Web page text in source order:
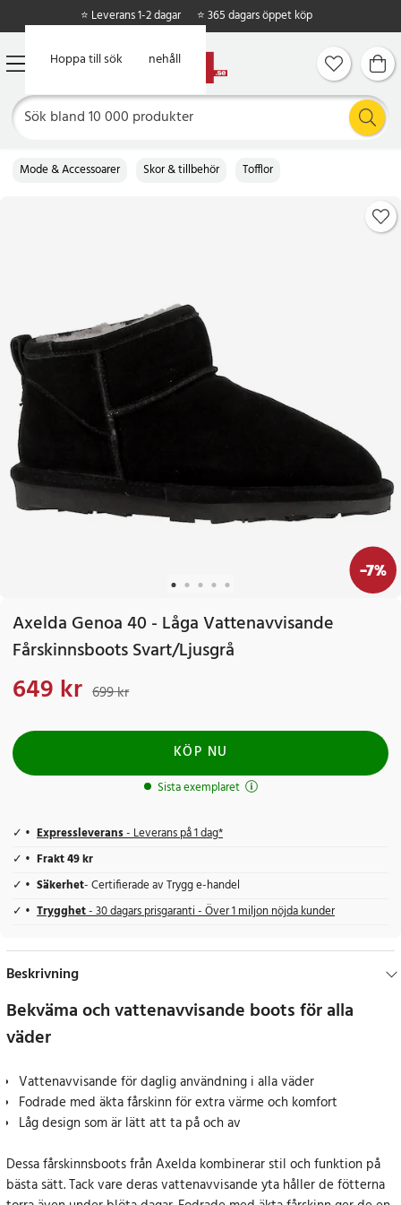
Hoppa till huvudinnehåll
Hoppa till sök
⭐ Leverans 1-2 dagar ⭐ 365 dagars öppet köp
Mode & Accessoarer Skor & tillbehör Tofflor
-7%
Axelda Genoa 40 - Låga Vattenavvisande
Fårskinnsboots Svart/Ljusgrå
Nuvarande pris
649 kr 699 kr
KÖP NU
Sista exemplaret
Expressleverans- Leverans på 1 dag*
Frakt 49 kr
Säkerhet- Certifierade av Trygg e-handel
Trygghet- 30 dagars prisgaranti - Över 1 miljon nöjda kunder
Beskrivning
Bekväma och vattenavvisande boots för alla
väder
Vattenavvisande för daglig användning i alla väder
Fodrade med äkta fårskinn för extra värme och komfort
Låg design som är lätt att ta på och av
Dessa fårskinnsboots från Axelda kombinerar stil och funktion på
bästa sätt. Tack vare deras vattenavvisande yta håller de fötterna